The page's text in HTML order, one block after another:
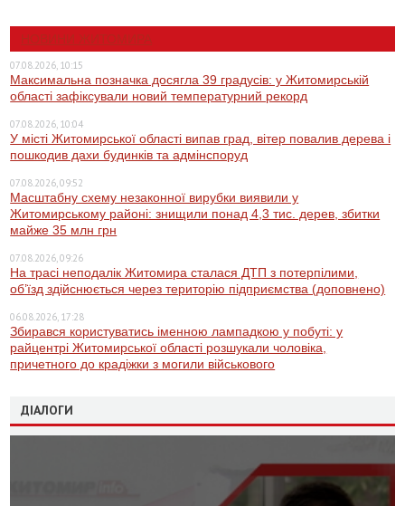
НОВИНИ ЖИТОМИРА
07.08.2026, 10:15
Максимальна позначка досягла 39 градусів: у Житомирській
області зафіксували новий температурний рекорд
07.08.2026, 10:04
У місті Житомирської області випав град, вітер повалив дерева і
пошкодив дахи будинків та адмінспоруд
07.08.2026, 09:52
Масштабну схему незаконної вирубки виявили у
Житомирському районі: знищили понад 4,3 тис. дерев, збитки
майже 35 млн грн
07.08.2026, 09:26
На трасі неподалік Житомира сталася ДТП з потерпілими,
об’їзд здійснюється через територію підприємства (доповнено)
06.08.2026, 17:28
Збирався користуватись іменною лампадкою у побуті: у
райцентрі Житомирської області розшукали чоловіка,
причетного до крадіжки з могили військового
ДІАЛОГИ